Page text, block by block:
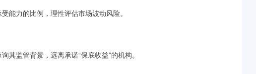
能力的比例，理性评估市场波动风险。
其监管背景，远离承诺“保底收益”的机构。